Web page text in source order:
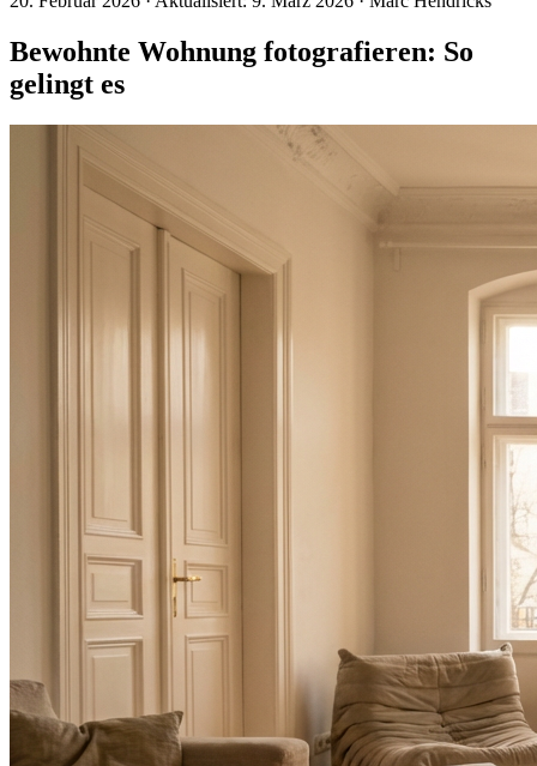
Bewohnte Wohnung fotografieren: So
gelingt es